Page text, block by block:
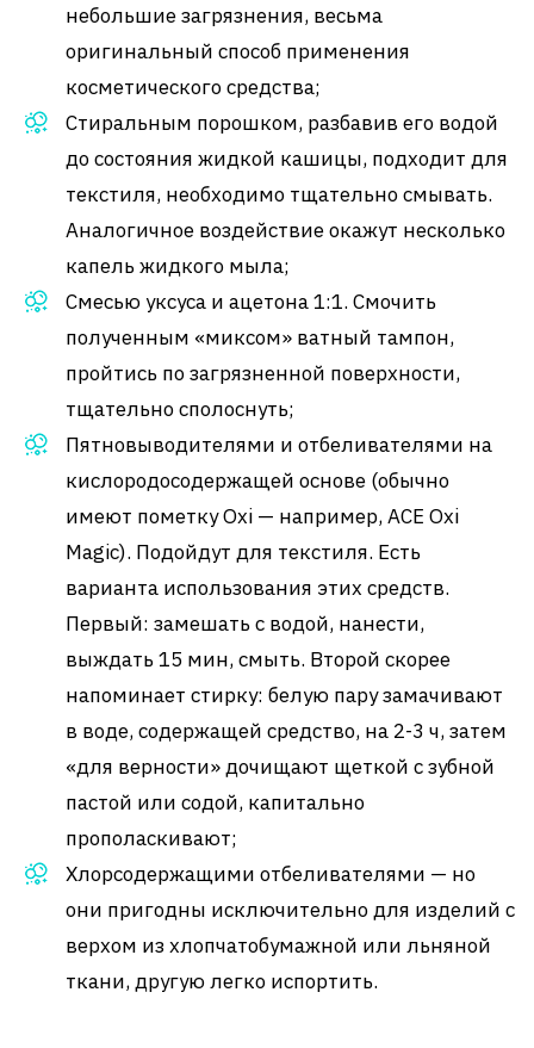
небольшие загрязнения, весьма
оригинальный способ применения
косметического средства;
Стиральным порошком, разбавив его водой
до состояния жидкой кашицы, подходит для
текстиля, необходимо тщательно смывать.
Аналогичное воздействие окажут несколько
капель жидкого мыла;
Смесью уксуса и ацетона 1:1. Смочить
полученным «миксом» ватный тампон,
пройтись по загрязненной поверхности,
тщательно сполоснуть;
Пятновыводителями и отбеливателями на
кислородосодержащей основе (обычно
имеют пометку Oxi — например, ACE Oxi
Magic). Подойдут для текстиля. Есть
варианта использования этих средств.
Первый: замешать с водой, нанести,
выждать 15 мин, смыть. Второй скорее
напоминает стирку: белую пару замачивают
в воде, содержащей средство, на 2-3 ч, затем
«для верности» дочищают щеткой с зубной
пастой или содой, капитально
прополаскивают;
Хлорсодержащими отбеливателями — но
они пригодны исключительно для изделий с
верхом из хлопчатобумажной или льняной
ткани, другую легко испортить.